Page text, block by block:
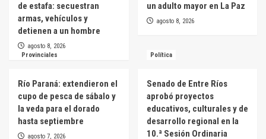
de estafa: secuestran
armas, vehículos y
detienen a un hombre
agosto 8, 2026
un adulto mayor en La Paz
agosto 8, 2026
Provinciales
Río Paraná: extendieron el
cupo de pesca de sábalo y
la veda para el dorado
hasta septiembre
agosto 7, 2026
Política
Senado de Entre Ríos
aprobó proyectos
educativos, culturales y de
desarrollo regional en la
10.ª Sesión Ordinaria